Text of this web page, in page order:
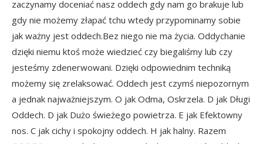
zaczynamy doceniać nasz oddech gdy nam go brakuje lub
gdy nie możemy złapać tchu wtedy przypominamy sobie
jak ważny jest oddech.Bez niego nie ma życia. Oddychanie
dzięki niemu ktoś może wiedzieć czy biegaliśmy lub czy
jesteśmy zdenerwowani. Dzięki odpowiednim techniką
możemy się zrelaksować. Oddech jest czymś niepozornym
a jednak najważniejszym. O jak Odma, Oskrzela. D jak Długi
Oddech. D jak Dużo świeżego powietrza. E jak Efektowny
nos. C jak cichy i spokojny oddech. H jak halny. Razem